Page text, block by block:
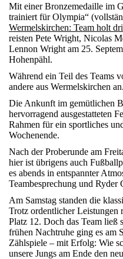
Mit einer Bronzemedaille im
trainiert für Olympia“
Wermelskirchen: Team holt
reisten Pete Wright, Nicolas
Lennon Wright am 25.
Hohenpähl.
Während ein Teil des Teams
andere aus Wermelskirchen an.
Die Ankunft im gemütlichen
hervorragend ausgestatteten
Rahmen für ein sportliches
Wochenende.
Nach der Proberunde am
hier ist übrigens auch
es abends in entspannter
Teambesprechung und Ryder
Am Samstag standen die
Trotz ordentlicher Leistungen
Platz 12. Doch das Team ließ
frühen Nachtruhe ging es am
Zählspiele – mit Erfolg: Wie
unsere Jungs am Ende den